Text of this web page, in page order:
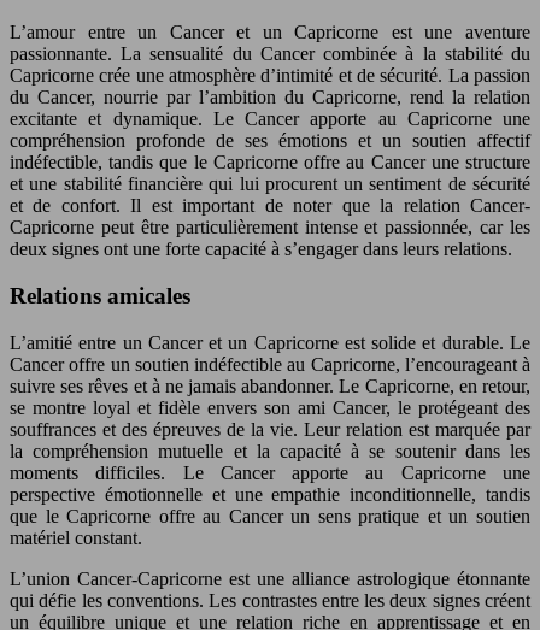
L’amour entre un Cancer et un Capricorne est une aventure
passionnante. La sensualité du Cancer combinée à la stabilité du
Capricorne crée une atmosphère d’intimité et de sécurité. La passion
du Cancer, nourrie par l’ambition du Capricorne, rend la relation
excitante et dynamique. Le Cancer apporte au Capricorne une
compréhension profonde de ses émotions et un soutien affectif
indéfectible, tandis que le Capricorne offre au Cancer une structure
et une stabilité financière qui lui procurent un sentiment de sécurité
et de confort. Il est important de noter que la relation Cancer-
Capricorne peut être particulièrement intense et passionnée, car les
deux signes ont une forte capacité à s’engager dans leurs relations.
Relations amicales
L’amitié entre un Cancer et un Capricorne est solide et durable. Le
Cancer offre un soutien indéfectible au Capricorne, l’encourageant à
suivre ses rêves et à ne jamais abandonner. Le Capricorne, en retour,
se montre loyal et fidèle envers son ami Cancer, le protégeant des
souffrances et des épreuves de la vie. Leur relation est marquée par
la compréhension mutuelle et la capacité à se soutenir dans les
moments difficiles. Le Cancer apporte au Capricorne une
perspective émotionnelle et une empathie inconditionnelle, tandis
que le Capricorne offre au Cancer un sens pratique et un soutien
matériel constant.
L’union Cancer-Capricorne est une alliance astrologique étonnante
qui défie les conventions. Les contrastes entre les deux signes créent
un équilibre unique et une relation riche en apprentissage et en